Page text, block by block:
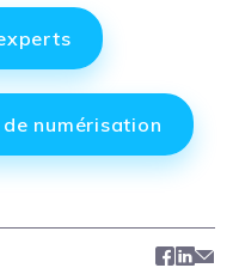
numérisation